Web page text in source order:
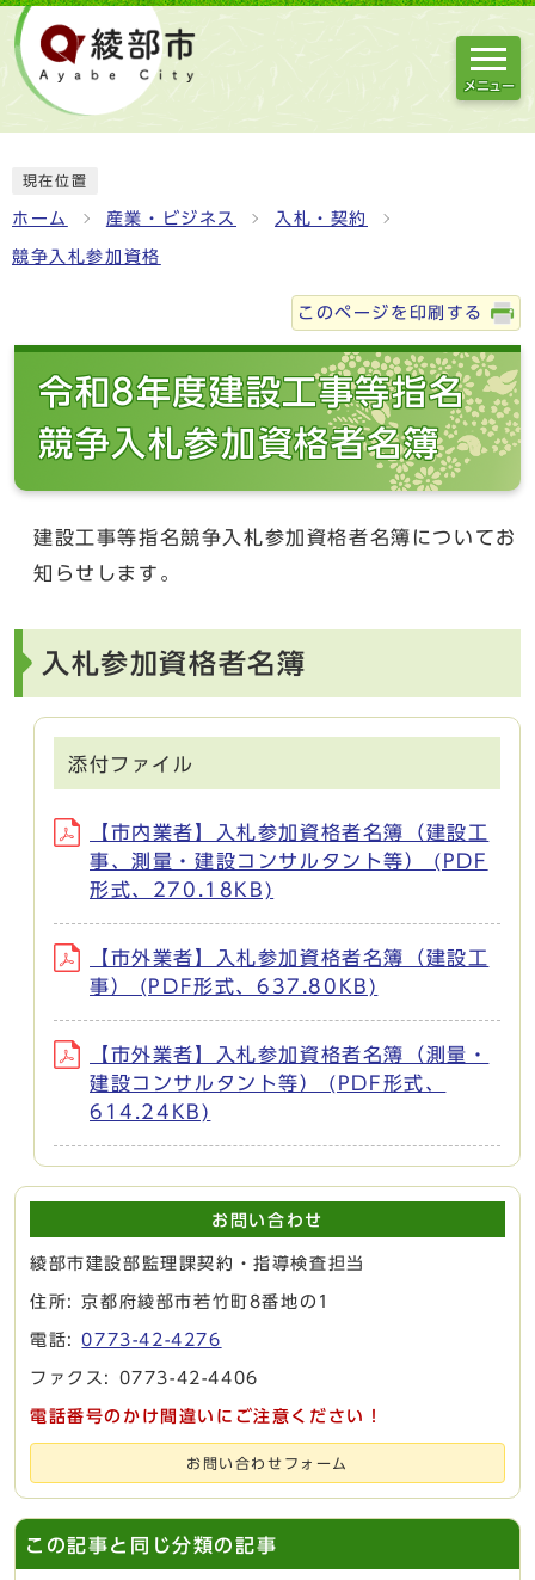
メニュー
現在位置
ホーム 産業・ビジネス 入札・契約
競争入札参加資格
このページを印刷する
令和8年度建設工事等指名
競争入札参加資格者名簿
建設工事等指名競争入札参加資格者名簿についてお
知らせします。
入札参加資格者名簿
添付ファイル
【市内業者】入札参加資格者名簿（建設工
事、測量・建設コンサルタント等） (PDF
形式、270.18KB)
【市外業者】入札参加資格者名簿（建設工
事） (PDF形式、637.80KB)
【市外業者】入札参加資格者名簿（測量・
建設コンサルタント等） (PDF形式、
614.24KB)
お問い合わせ
綾部市建設部監理課契約・指導検査担当
住所: 京都府綾部市若竹町8番地の1
電話:0773-42-4276
ファクス: 0773-42-4406
電話番号のかけ間違いにご注意ください！
お問い合わせフォーム
この記事と同じ分類の記事